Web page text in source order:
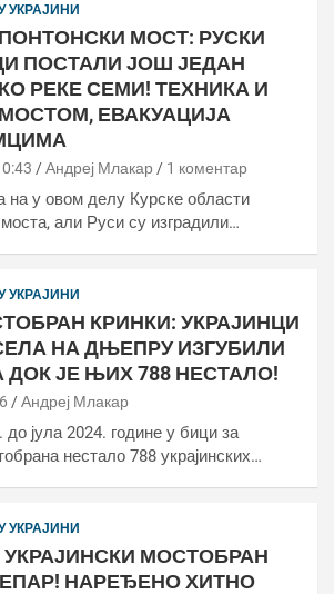
УКРАЈИНИ
МОСТ: РУСКИ
ПОСТАЛИ ЈОШ ЈЕДАН
РЕКЕ СЕМИ! ТЕХНИКА И
ЕВАКУАЦИЈА
Андреј Млакар 1 коментар
на у овом делу Курске области
али Руси су изградили…
УКРАЈИНИ
КРИНКИ: УКРАЈИНЦИ
НА ДЊЕПРУ ИЗГУБИЛИ
ДОК ЈЕ ЊИХ 788 НЕСТАЛО!
Андреј Млакар
јула 2024. године у бици за
нестало 788 украјинских…
УКРАЈИНИ
МОСТОБРАН
НАРЕЂЕНО ХИТНО